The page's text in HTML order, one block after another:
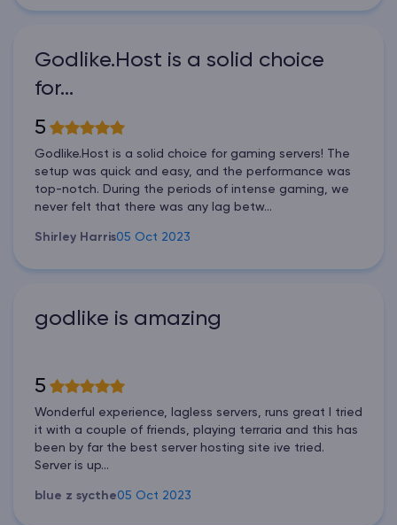
Godlike.Host is a solid choice
for…
5
Godlike.Host is a solid choice for gaming servers! The
setup was quick and easy, and the performance was
top-notch. During the periods of intense gaming, we
never felt that there was any lag betw...
Shirley Harris05 Oct 2023
godlike is amazing
5
Wonderful experience, lagless servers, runs great I tried
it with a couple of friends, playing terraria and this has
been by far the best server hosting site ive tried.
Server is up...
blue z sycthe05 Oct 2023